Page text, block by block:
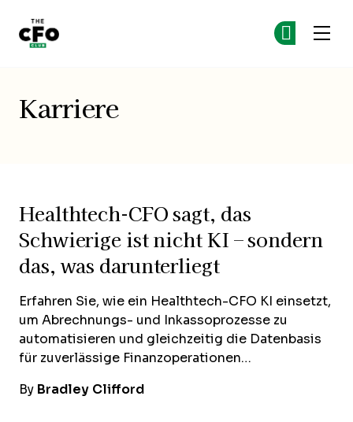
Karriere
Healthtech-CFO sagt, das
Schwierige ist nicht KI – sondern
das, was darunterliegt
Erfahren Sie, wie ein Healthtech-CFO KI einsetzt,
um Abrechnungs- und Inkassoprozesse zu
automatisieren und gleichzeitig die Datenbasis
für zuverlässige Finanzoperationen…
By Bradley Clifford